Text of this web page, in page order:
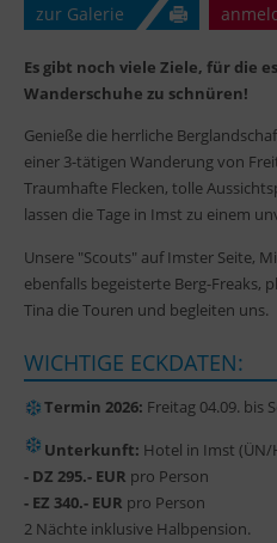
zur Galerie
Es gibt noch viele Ziele, für die
Wanderschuhe zu schnüren!
Genieße die herrliche
einer 3-tätigen Wanderung von
Traumhafte Flecken, tolle
lassen die Tage in Imst zu einem
Unsere "Scouts" auf Imster Seite,
ebenfalls begeisterte Berg-Freaks,
Tina die Touren und begleiten uns.
WICHTIGE ECKDATEN:
Termin 2026: Freitag 04.09. bis
Unterkunft: Hotel in Imst (ÜN/
- DZ 295.- EUR pro Person
- EZ 340.- EUR pro Person
2 Nächte inklusive Halbpension.